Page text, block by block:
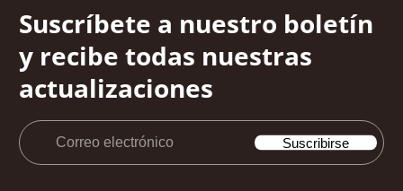
Suscríbete a nuestro boletín
y recibe todas nuestras
actualizaciones
Correo
Suscribirse